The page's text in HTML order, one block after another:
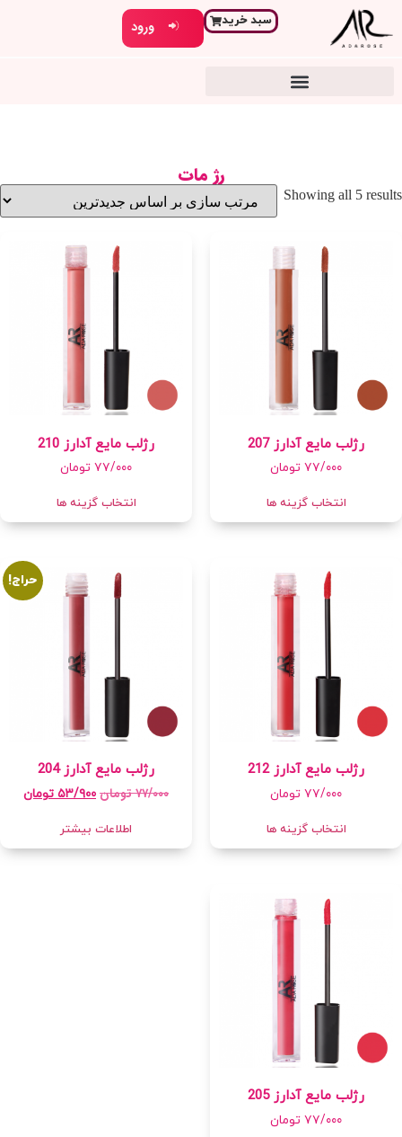
سبد خرید ورود
رژ مات
Showing all 5 results
رژلب مایع آدارز 207
۷۷/۰۰۰ تومان
انتخاب گزینه ها
رژلب مایع آدارز 210
۷۷/۰۰۰ تومان
انتخاب گزینه ها
رژلب مایع آدارز 212
۷۷/۰۰۰ تومان
انتخاب گزینه ها
حراج!
رژلب مایع آدارز 204
۷۷/۰۰۰تومان ۵۳/۹۰۰ تومان
اطلاعات بیشتر
رژلب مایع آدارز 205
۷۷/۰۰۰ تومان